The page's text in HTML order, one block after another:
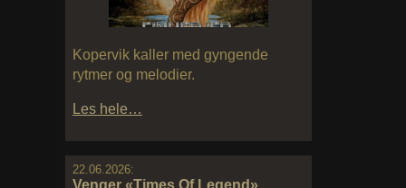
Kopervik kaller med gyngende
rytmer og melodier.
Les hele…
22.06.2026: